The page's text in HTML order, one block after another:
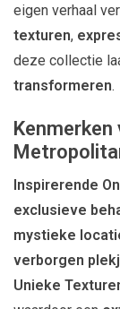
eigen verhaal
texturen,
deze collectie
transformeren.
Kenmerken
Inspirerende
exclusieve
mystieke
verborgen
Unieke